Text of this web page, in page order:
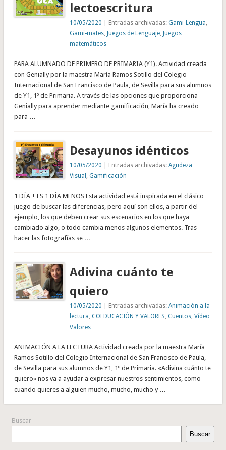
lectoescritura
10/05/2020 | Entradas archivadas:Gami-Lengua
Gami-mates ,Juegos de Lenguaje ,Juegos
matemáticos
PARA ALUMNADO DE PRIMERO DE PRIMARIA (Y1). Actividad creada
con Genially por la maestra María Ramos Sotillo del Colegio
Internacional de San Francisco de Paula, de Sevilla para sus alumnos
de Y1, 1º de Primaria. A través de las opciones que proporciona
Genially para aprender mediante gamificación, María ha creado
para …
Desayunos idénticos
10/05/2020 | Entradas archivadas:Agudeza
Visual
,Gamificación
1 DÍA + ES 1 DÍA MENOS Esta actividad está inspirada en el clásico
juego de buscar las diferencias, pero aquí son ellos, a partir del
ejemplo, los que deben crear sus escenarios en los que haya
cambiado algo, o todo cambia menos algunos elementos. Tras
hacer las fotografías se …
Adivina cuánto te
quiero
10/05/2020 | Entradas archivadas:Animación a la
lectura ,COEDUCACIÓN Y VALORES ,Cuentos ,Vídeo
Valores
ANIMACIÓN A LA LECTURA Actividad creada por la maestra María
Ramos Sotillo del Colegio Internacional de San Francisco de Paula,
de Sevilla para sus alumnos de Y1, 1º de Primaria. «Adivina cuánto te
quiero» nos va a ayudar a expresar nuestros sentimientos, como
cuando quieres a alguien mucho, mucho, mucho y …
Buscar
Buscar